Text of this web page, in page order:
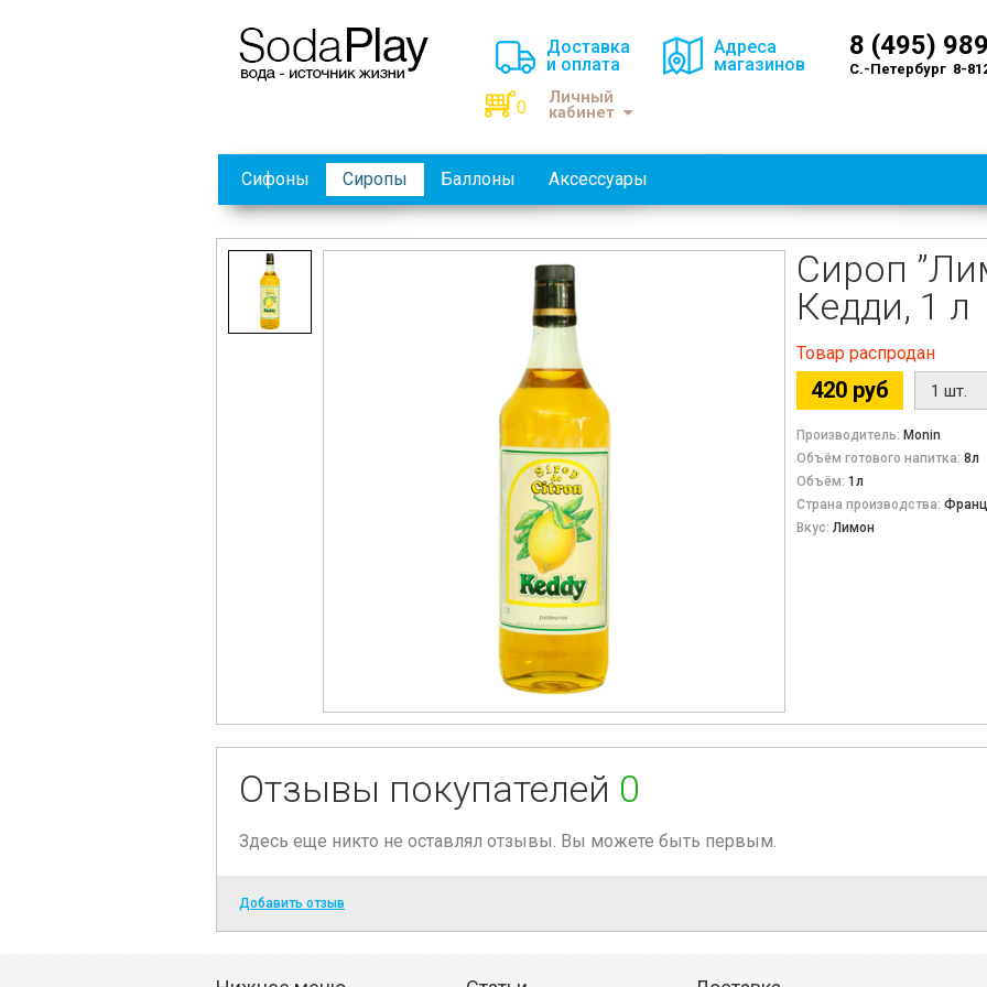
Доставка
и оплата
Адреса
магазинов
8 (495)
С.-Петербург 8-
0
Личный
кабинет
Сифоны Сиропы Баллоны Аксессуары
Сироп
Кедди, 1 л
Товар распродан
420 руб
Производитель: Monin
Объём готового напитка: 8л
Объём: 1л
Страна производства:
Вкус: Лимон
Отзывы покупателей 0
Здесь еще никто не оставлял отзывы. Вы можете быть первым.
Добавить отзыв